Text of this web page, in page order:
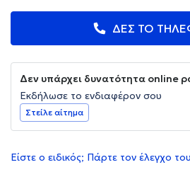
ΔΕΣ ΤΟ
Δεν υπάρχει δυνατότητα online
Εκδήλωσε το ενδιαφέρον σου
Στείλε αίτημα
Είστε ο ειδικός; Πάρτε τον έλεγχο